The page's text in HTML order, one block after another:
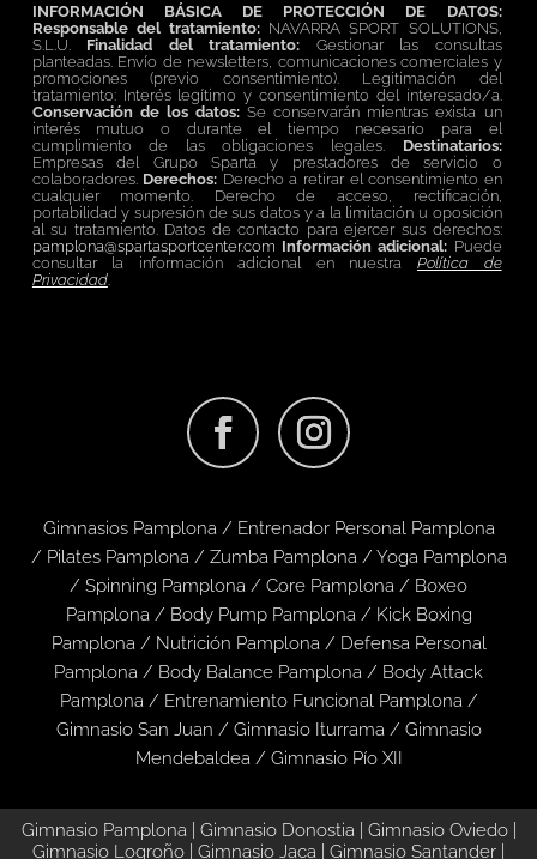
INFORMACIÓN BÁSICA DE PROTECCIÓN DE DATOS:
Responsable del tratamiento: NAVARRA SPORT SOLUTIONS,
S.L.U. Finalidad del tratamiento: Gestionar las consultas
planteadas. Envío de newsletters, comunicaciones comerciales y
promociones (previo consentimiento). Legitimación del
tratamiento: Interés legítimo y consentimiento del interesado/a.
Conservación de los datos: Se conservarán mientras exista un
interés mutuo o durante el tiempo necesario para el
cumplimiento de las obligaciones legales. Destinatarios:
Empresas del Grupo Sparta y prestadores de servicio o
colaboradores. Derechos: Derecho a retirar el consentimiento en
cualquier momento. Derecho de acceso, rectificación,
portabilidad y supresión de sus datos y a la limitación u oposición
al su tratamiento. Datos de contacto para ejercer sus derechos:
pamplona@spartasportcenter.com Información adicional: Puede
consultar la información adicional en nuestraPolítica de
Privacidad.
Gimnasios Pamplona / Entrenador Personal Pamplona
/ Pilates Pamplona/ Zumba Pamplona/ Yoga Pamplona
/ Spinning Pamplona / Core Pamplona / Boxeo
Pamplona/ Body Pump Pamplona/ Kick Boxing
Pamplona/ Nutrición Pamplona/ Defensa Personal
Pamplona / Body Balance Pamplona / Body Attack
Pamplona/ Entrenamiento Funcional Pamplona/
Gimnasio San Juan / Gimnasio Iturrama/ Gimnasio
Mendebaldea/ Gimnasio Pío XII
Gimnasio Pamplona| Gimnasio Donostia| Gimnasio Oviedo|
Gimnasio Logroño
Gimnasio Jaca Gimnasio Santander